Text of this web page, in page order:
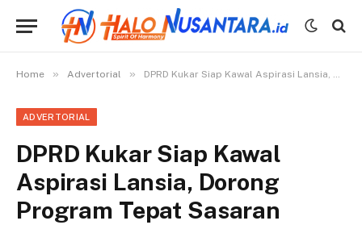
Home » Advertorial » DPRD Kukar Siap Kawal Aspirasi Lansia, Dorong Program Tepat Sasaran
ADVERTORIAL
DPRD Kukar Siap Kawal
Aspirasi Lansia, Dorong
Program Tepat Sasaran